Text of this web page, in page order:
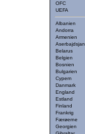
OFC
UEFA
Albanien
Andorra
Armenien
Aserbajdsjan
Belarus
Belgien
Bosnien
Bulgarien
Cypern
Danmark
England
Estland
Finland
Frankrig
Færøerne
Georgien